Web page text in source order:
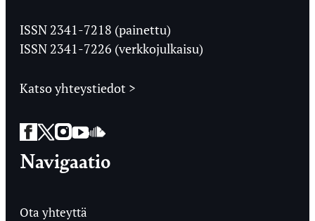
Ylioppilaslehti
ISSN 2341-7218 (painettu)
ISSN 2341-7226 (verkkojulkaisu)
Katso yhteystiedot >
Facebook
Twitter
Instagram
YouTube
SoundCloud
Navigaatio
Ota yhteyttä